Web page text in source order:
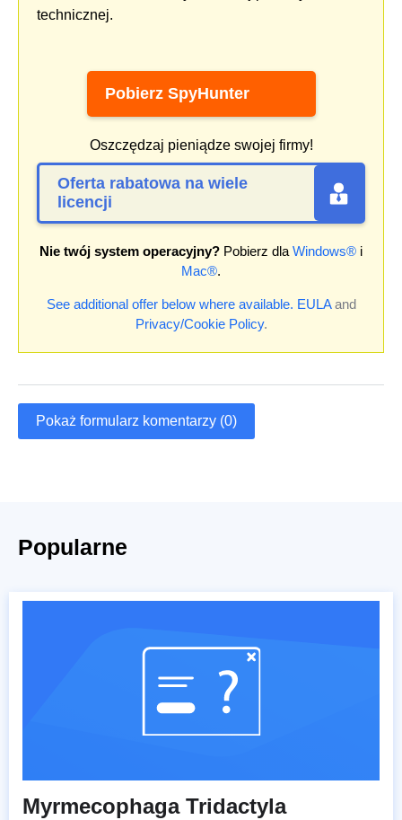
technicznej.
Pobierz SpyHunter
Oszczędzaj pieniądze swojej firmy!
Oferta rabatowa na wiele
licencji
Nie twój system operacyjny? Pobierz dla Windows® i
Mac®.
See additional offer below where available. EULAand
Privacy/Cookie Policy.
Pokaż formularz komentarzy (0)
Popularne
Myrmecophaga Tridactyla